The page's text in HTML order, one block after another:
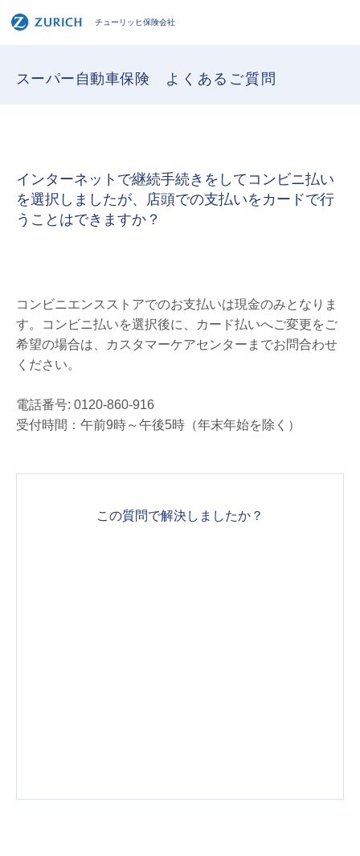
チューリッヒ保険会社
スーパー自動車保険 よくあるご質問
インターネットで継続手続きをしてコンビニ払い
を選択しましたが、店頭での支払いをカードで行
うことはできますか？
コンビニエンスストアでのお支払いは現金のみとなりま
す。コンビニ払いを選択後に、カード払いへご変更をご
希望の場合は、カスタマーケアセンターまでお問合わせ
ください。
電話番号: 0120-860-916
受付時間：午前9時～午後5時（年末年始を除く）
この質問で解決しましたか？